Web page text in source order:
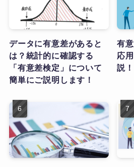
データに有意差があると
は？統計的に確認する
「有意差検定」について
簡単にご説明します！
有
応
説！